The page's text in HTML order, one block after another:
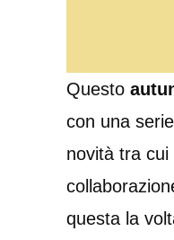
Questo
con una
novità tra cui
questa la